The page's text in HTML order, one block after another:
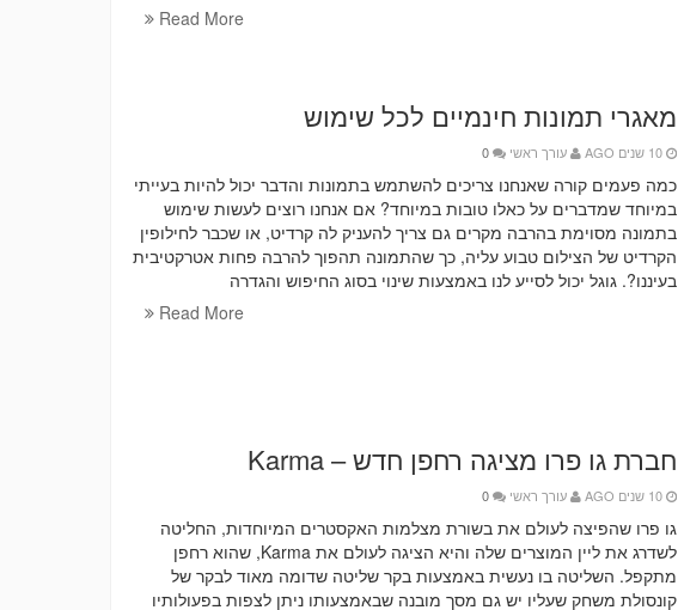
Read More
מאגרי תמונות חינמיים לכל שימוש
עורך ראשי 0
כמה פעמים קורה שאנחנו צריכים להשתמש בתמונות והדבר יכול להיות בעייתי
במיוחד שמדברים על כאלו טובות במיוחד? אם אנחנו רוצים לעשות שימוש
בתמונה מסוימת בהרבה מקרים גם צריך להעניק לה קרדיט, או שכבר לחילופין
הקרדיט של הצילום טבוע עליה, כך שהתמונה תהפוך להרבה פחות אטרקטיבית
בעיננו?. גוגל יכול לסייע לנו באמצעות שינוי בסוג החיפוש והגדרה
Read More
חברת גו פרו מציגה רחפן חדש – Karma
עורך ראשי 0
גו פרו שהפיצה לעולם את בשורת מצלמות האקסטרים המיוחדות, החליטה
לשדרג את ליין המוצרים שלה והיא הציגה לעולם את Karma, שהוא רחפן
מתקפל. השליטה בו נעשית באמצעות בקר שליטה שדומה מאוד לבקר של
קונסולת משחק שעליו יש גם מסך מובנה שבאמצעותו ניתן לצפות בפעולותיו